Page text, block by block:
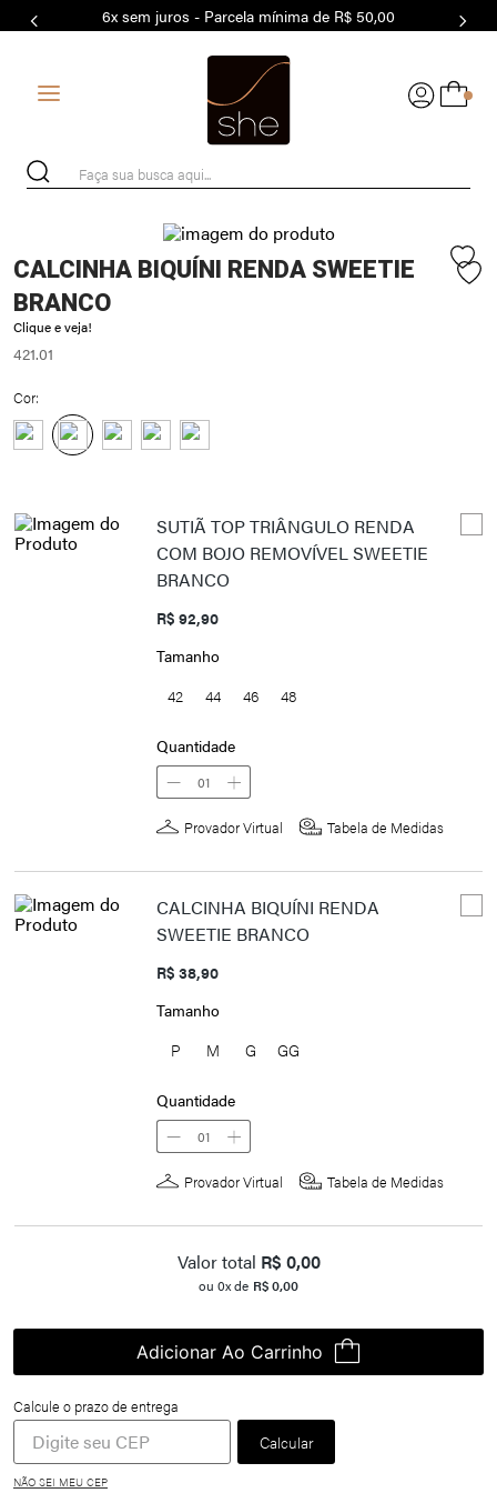
6x sem juros - Parcela mínima de R$ 50,00
0
Faça sua busca aqui...
CALCINHA BIQUÍNI RENDA SWEETIE
BRANCO
Clique e veja!
421.01
Cor:
SUTIÃ TOP TRIÂNGULO RENDA
COM BOJO REMOVÍVEL SWEETIE
BRANCO
R$ 92,90
Tamanho
42
44 46 48
Quantidade
01
Provador Virtual Tabela de Medidas
CALCINHA BIQUÍNI RENDA
SWEETIE BRANCO
R$ 38,90
Tamanho
P
M G GG
Quantidade
01
Provador Virtual Tabela de Medidas
Valor total R$ 0,00
ou 0x de R$0,00
Adicionar Ao Carrinho
NÃO SEI MEU CEP
7º MODAL